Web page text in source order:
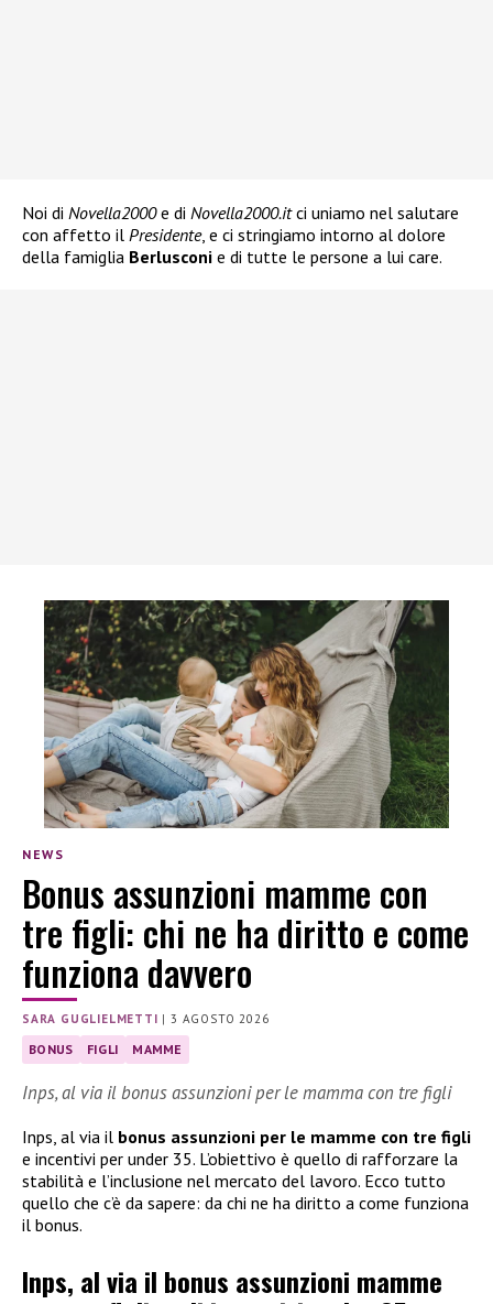
Noi di Novella2000e di Novella2000.itci uniamo nel salutare
con affetto il Presidente, e ci stringiamo intorno al dolore
della famiglia Berlusconi e di tutte le persone a lui care.
NEWS
Bonus assunzioni mamme con
tre figli: chi ne ha diritto e come
funziona davvero
SARA GUGLIELMETTI |3 AGOSTO 2026
BONUS FIGLI MAMME
Inps, al via il bonus assunzioni per le mamma con tre figli
Inps, al via il bonus assunzioni per le mamme con tre figli
e incentivi per under 35. L’obiettivo è quello di rafforzare la
stabilità e l’inclusione nel mercato del lavoro. Ecco tutto
quello che c’è da sapere: da chi ne ha diritto a come funziona
il bonus.
Inps, al via il bonus assunzioni mamme